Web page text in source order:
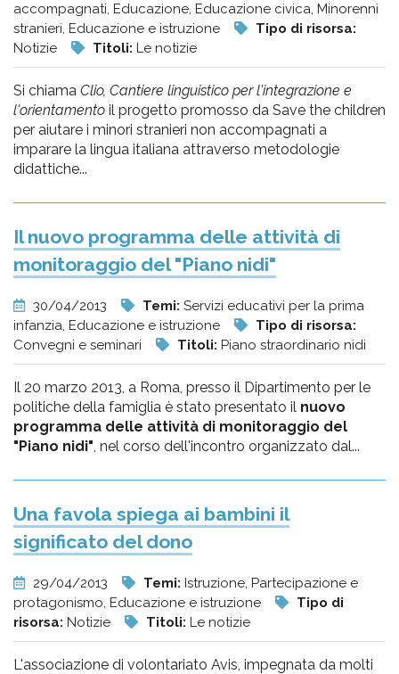
accompagnati, Educazione, Educazione civica, Minorenni
stranieri, Educazione e istruzione
Tipo di risorsa:
Notizie
Titoli: Le notizie
Si chiama Clio, Cantiere linguistico per l'integrazione e
l'orientamento il progetto promosso da Save the children
per aiutare i minori stranieri non accompagnati a
imparare la lingua italiana attraverso metodologie
didattiche...
Il nuovo programma delle attività di
monitoraggio del "Piano nidi"
30/04/2013 Temi: Servizi educativi per la prima
infanzia, Educazione e istruzione
Tipo di risorsa:
Convegni e seminari
Titoli: Piano straordinario nidi
Il 20 marzo 2013, a Roma, presso il Dipartimento per le
politiche della famiglia è stato presentato il nuovo
programma delle attività di monitoraggio del
"Piano nidi", nel corso dell'incontro organizzato dal...
Una favola spiega ai bambini il
significato del dono
29/04/2013 Temi: Istruzione, Partecipazione e
protagonismo, Educazione e istruzione
Tipo di
risorsa: Notizie Titoli: Le notizie
L'associazione di volontariato Avis, impegnata da molti